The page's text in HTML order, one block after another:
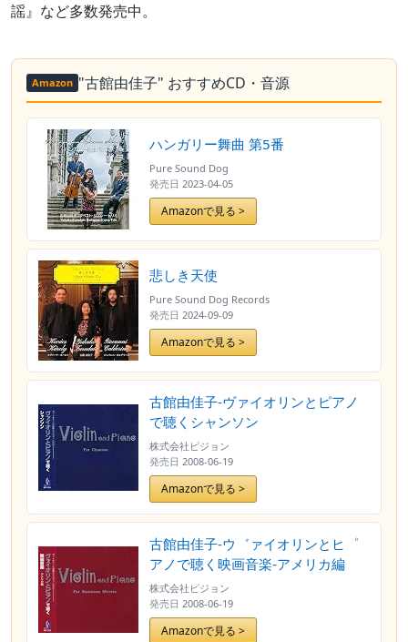
謡』など多数発売中。
Amazon "古館由佳子" おすすめCD・音源
ハンガリー舞曲 第5番
Pure Sound Dog
発売日 2023-04-05
Amazonで見る >
悲しき天使
Pure Sound Dog Records
発売日 2024-09-09
Amazonで見る >
古館由佳子-ヴァイオリンとピアノ
で聴くシャンソン
株式会社ピジョン
発売日 2008-06-19
Amazonで見る >
古館由佳子-ウ゛ァイオリンとヒ゜
アノで聴く映画音楽-アメリカ編
株式会社ピジョン
発売日 2008-06-19
Amazonで見る >